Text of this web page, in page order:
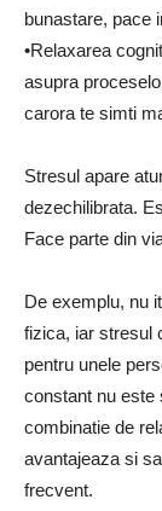
bunastare, pace
•Relaxarea
asupra
carora te simti
Stresul apare
dezechilibrata.
Face parte din
De exemplu, nu
fizica, iar stresul
pentru unele
constant nu este
combinatie de
avantajeaza si
frecvent.